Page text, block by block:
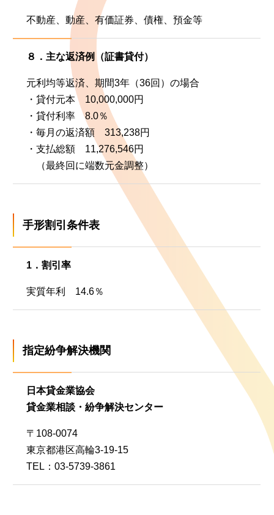
不動産、動産、有価証券、債権、預金等
８．主な返済例（証書貸付）
元利均等返済、期間3年（36回）の場合
・貸付元本 10,000,000円
・貸付利率 8.0％
・毎月の返済額 313,238円
・支払総額 11,276,546円
（最終回に端数元金調整）
手形割引条件表
1．割引率
実質年利 14.6％
指定紛争解決機関
日本貸金業協会
貸金業相談・紛争解決センター
〒108-0074
東京都港区高輪3-19-15
TEL：03-5739-3861